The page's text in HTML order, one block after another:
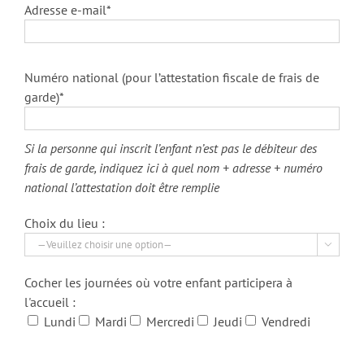
Adresse e-mail*
Numéro national (pour l’attestation fiscale de frais de
garde)*
Si la personne qui inscrit l’enfant n’est pas le débiteur des
frais de garde, indiquez ici à quel nom + adresse + numéro
national l’attestation doit être remplie
Choix du lieu :

Cocher les journées où votre enfant participera à
l'accueil :
Lundi
Mardi Mercredi Jeudi Vendredi